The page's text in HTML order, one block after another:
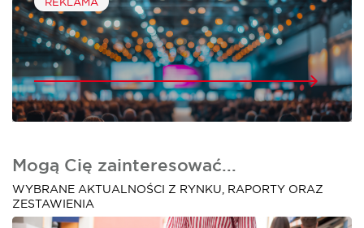
Mogą Cię zainteresować...
WYBRANE AKTUALNOŚCI Z RYNKU, RAPORTY ORAZ
ZESTAWIENIA